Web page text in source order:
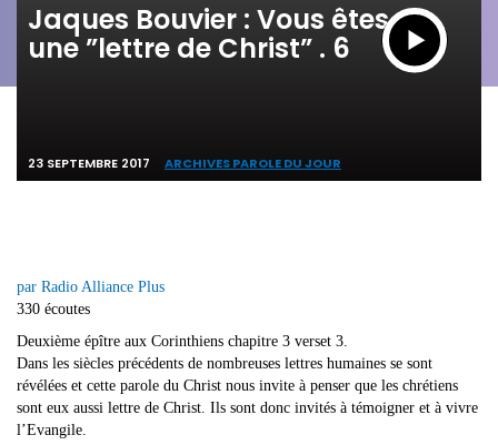
Jaques Bouvier : Vous êtes
une ”lettre de Christ” . 6
23 SEPTEMBRE 2017 ARCHIVES PAROLE DU JOUR
par Radio Alliance Plus
330 écoutes
Deuxième épître aux Corinthiens chapitre 3 verset 3.
Dans les siècles précédents de nombreuses lettres humaines se sont
révélées et cette parole du Christ nous invite à penser que les chrétiens
sont eux aussi lettre de Christ. Ils sont donc invités à témoigner et à vivre
l’Evangile.